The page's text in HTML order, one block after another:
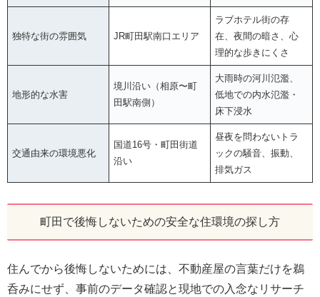
独特な街の雰囲気 JR町田駅南口エリア
ラブホテル街の存
在、夜間の暗さ、心
理的な歩きにくさ
地形的な水害
境川沿い（相原〜町
田駅南側）
大雨時の河川氾濫、
低地での内水氾濫・
床下浸水
交通由来の環境悪化
国道16号・町田街道
沿い
昼夜を問わないトラ
ックの騒音、振動、
排気ガス
町田で後悔しないための安全な住環境の探し方
住んでから後悔しないためには、不動産屋の言葉だけを鵜
呑みにせず、事前のデータ確認と現地での入念なリサーチ